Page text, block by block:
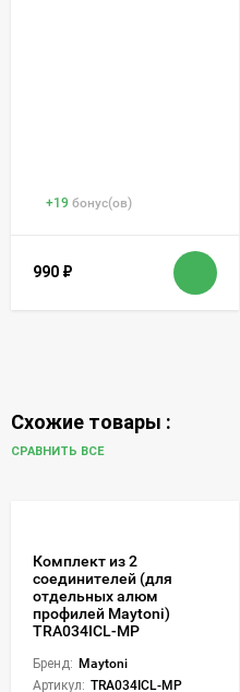
+19 бонус(ов)
990 ₽
Схожие товары :
СРАВНИТЬ ВСЕ
Комплект из 2
соединителей (для
отдельных алюм
профилей Maytoni)
TRA034ICL-MP
Бренд: Maytoni
Артикул: TRA034ICL-MP